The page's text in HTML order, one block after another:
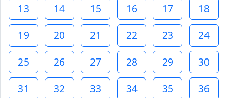
13
14 15 16 17
18
19
20 21 22 23
24
25
26 27 28 29
30
31
32 33 34 35
36